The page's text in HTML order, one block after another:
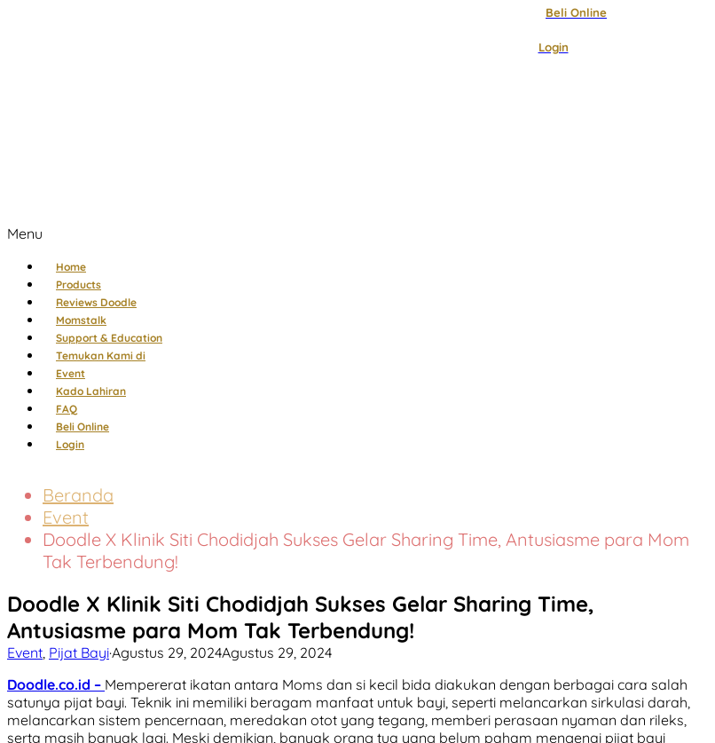
Beli Online
Login
Menu
Home
Products
Reviews Doodle
Momstalk
Support & Education
Temukan Kami di
Event
Kado Lahiran
FAQ
Beli Online
Login
Beranda
Event
Doodle X Klinik Siti Chodidjah Sukses Gelar Sharing Time, Antusiasme para Mom
Tak Terbendung!
Doodle X Klinik Siti Chodidjah Sukses Gelar Sharing Time,
Antusiasme para Mom Tak Terbendung!
Event, Pijat Bayi·Agustus 29, 2024Agustus 29, 2024
Doodle.co.id – Mempererat ikatan antara Moms dan si kecil bida diakukan dengan berbagai cara salah
satunya pijat bayi. Teknik ini memiliki beragam manfaat untuk bayi, seperti melancarkan sirkulasi darah,
melancarkan sistem pencernaan, meredakan otot yang tegang, memberi perasaan nyaman dan rileks,
serta masih banyak lagi. Meski demikian, banyak orang tua yang belum paham mengenai pijat bayi